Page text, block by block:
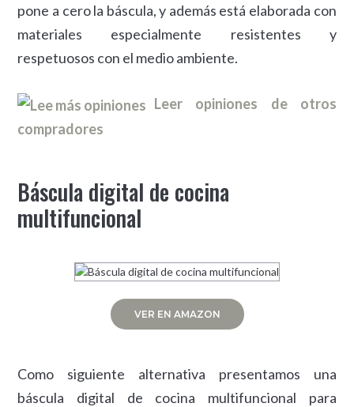
pone a cero la báscula, y además está elaborada con
materiales especialmente resistentes y
respetuosos con el medio ambiente.
Leer opiniones de otros
compradores
Báscula digital de cocina
multifuncional
VER EN AMAZON
Como siguiente alternativa presentamos una
báscula digital de cocina multifuncional para